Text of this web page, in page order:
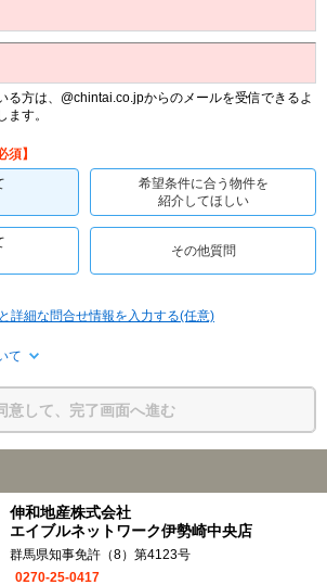
る方は、@chintai.co.jpからのメールを受信できるよ
ます。
須】
希望条件に合う物件を
紹介してほしい
その他質問
詳細な問合せ情報を入力する(任意)
て
意して、完了画面へ進む
伸和地産株式会社
エイブルネットワーク伊勢崎中央店
群馬県知事免許（8）第4123号
0270-25-0417